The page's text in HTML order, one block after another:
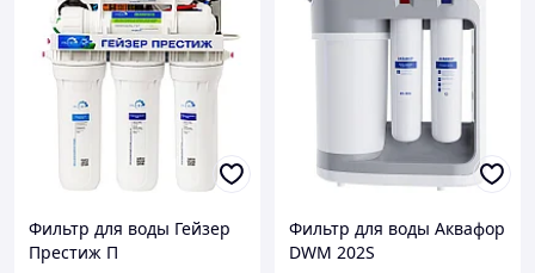
Фильтр для воды Гейзер
Престиж П
Фильтр для воды Аквафор
DWM 202S